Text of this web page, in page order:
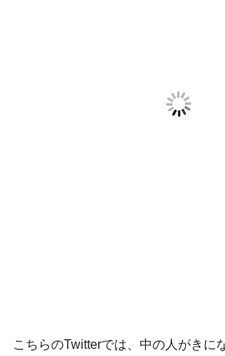
こちらのTwitterでは、中の人がきに